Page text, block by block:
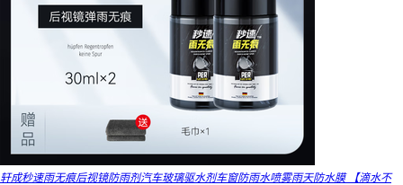
轩成秒速雨无痕后视镜防雨剂汽车玻璃驱水剂车窗防雨水喷雾雨天防水膜 【滴水不